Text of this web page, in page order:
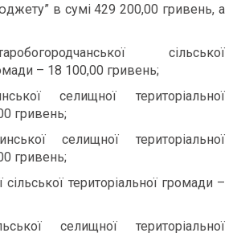
в сумі 429 200,00 гривень, а
сільської
– 18 100,00 гривень;
селищної територіальної
гривень;
селищної територіальної
гривень;
територіальної громади –
селищної територіальної